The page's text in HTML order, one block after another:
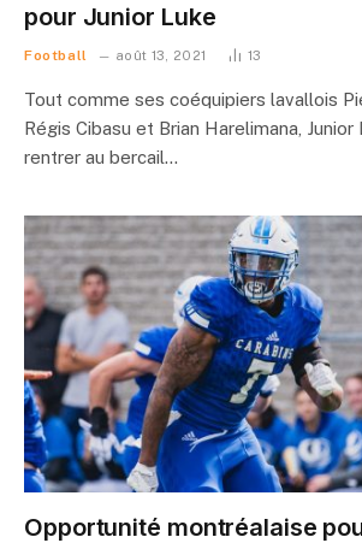
pour Junior Luke
Football août 13, 2021 13
Tout comme ses coéquipiers lavallois
Régis Cibasu et Brian Harelimana,
rentrer au bercail…
Opportunité montréalaise